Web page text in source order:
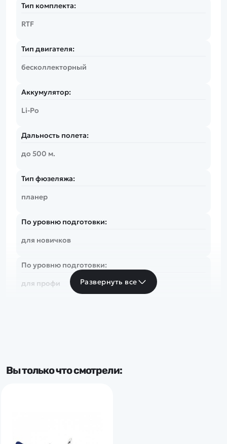
Тип комплекта:
RTF
Тип двигателя:
бесколлекторный
Аккумулятор:
Li-Po
Дальность полета:
до 500 м.
Тип фюзеляжа:
планер
По уровню подготовки:
для новичков
По уровню подготовки:
для профи
Развернуть все
Вы только что смотрели: